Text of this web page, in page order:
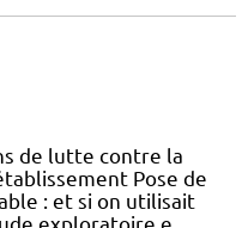
de lutte contre la
Pose de
: et si on utilisait